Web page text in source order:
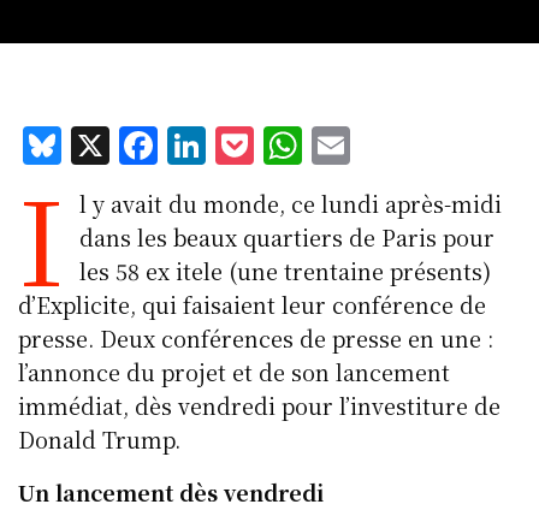
Bl
u
e
k
y
X F
a
c
e
b
o
o
k
Li
n
k
e
d
I
n
P
o
c
k
et
W
h
at
s
A
p
p
m
ai
l
I
l y avait du monde, ce lundi après-midi
dans les beaux quartiers de Paris pour
les 58 ex itele (une trentaine présents)
d’Explicite, qui faisaient leur conférence de
presse. Deux conférences de presse en une :
l’annonce du projet et de son lancement
immédiat, dès vendredi pour l’investiture de
Donald Trump.
Un lancement dès vendredi